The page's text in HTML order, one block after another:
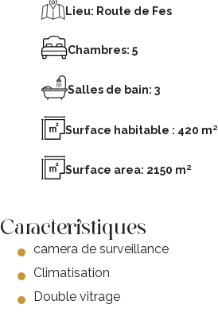
Lieu: Route de Fes
Chambres: 5
Salles de bain: 3
Surface habitable : 420 m²
Surface area: 2150 m²
Caracteristiques
camera de surveillance
Climatisation
Double vitrage